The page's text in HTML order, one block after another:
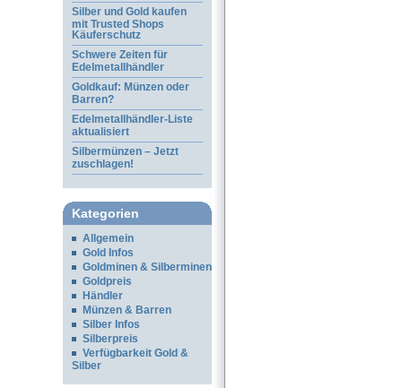
Silber und Gold kaufen
mit Trusted Shops
Käuferschutz
Schwere Zeiten für
Edelmetallhändler
Goldkauf: Münzen oder
Barren?
Edelmetallhändler-Liste
aktualisiert
Silbermünzen – Jetzt
zuschlagen!
Kategorien
Allgemein
Gold Infos
Goldminen & Silberminen
Goldpreis
Händler
Münzen & Barren
Silber Infos
Silberpreis
Verfügbarkeit Gold &
Silber